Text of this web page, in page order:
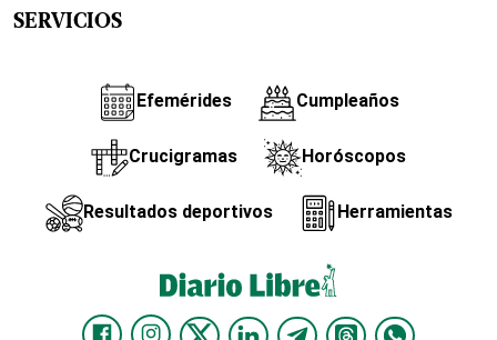
SERVICIOS
Efemérides Cumpleaños
Crucigramas Horóscopos
Resultados deportivos Herramientas